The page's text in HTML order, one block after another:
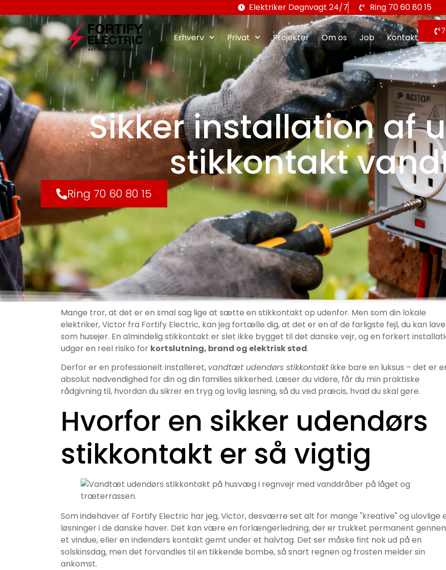
Elektriker Døgnvagt 24/7 Ring 70 60 80 15
Erhverv Privat Projekter Om os Job Kontakt
Sikker installation af
stikkontakt
Ring 70 60 80 15
Mange tror, at det er en smal sag lige at sætte en stikkontakt op udenfor. Men som din lokale
elektriker, Victor fra Fortify Electric, kan jeg fortælle dig, at det er en af de farligste fejl, du kan lave
som husejer. En almindelig stikkontakt er slet ikke bygget til det danske vejr, og en forkert
udgør en reel risiko for kortslutning, brand og elektrisk stød.
Derfor er en professionelt installeret, vandtæt udendørs stikkontaktikke bare en luksus – det er
absolut nødvendighed for din og din families sikkerhed. Læser du videre, får du min praktiske
rådgivning til, hvordan du sikrer en tryg og lovlig løsning, så du ved præcis, hvad du skal gøre.
Hvorfor en sikker udendørs
stikkontakt er så vigtig
Som indehaver af Fortify Electric har jeg, Victor, desværre set alt for mange "kreative" og ulovlige
løsninger i de danske haver. Det kan være en forlængerledning, der er trukket permanent
et vindue, eller en indendørs kontakt gemt under et halvtag. Det ser måske fint nok ud på en
solskinsdag, men det forvandles til en tikkende bombe, så snart regnen og frosten melder sin
ankomst.